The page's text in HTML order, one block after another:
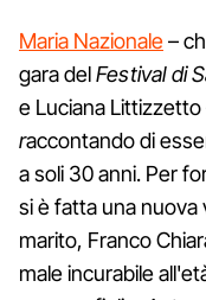
Maria Nazionale–
gara delFestival di
e Luciana
raccontando di
a soli 30 anni. Per
si è fatta una nuova
marito, Franco
male incurabile